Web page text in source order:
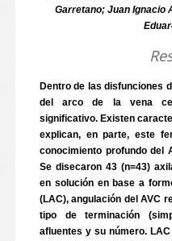
Garretano; Juan Ignacio
Dentro de las disfunciones
del arco de la vena
significativo. Existen
explican, en parte, este
conocimiento profundo del
Se disecaron 43 (n=43)
en solución en base a
(LAC), angulación del AVC
tipo de terminación
afluentes y su número.